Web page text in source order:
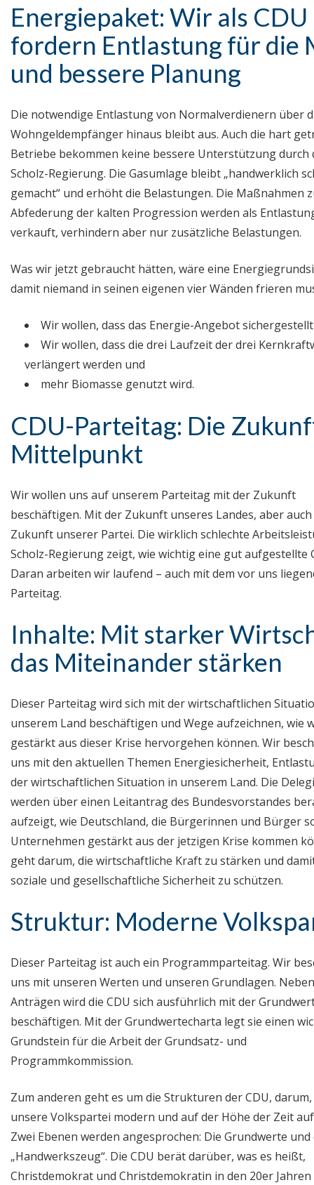
Energiepaket: Wir als CDU
fordern Entlastung für die
und bessere Planung
Die notwendige Entlastung von Normalverdienern über
Wohngeldempfänger hinaus bleibt aus. Auch die hart
Betriebe bekommen keine bessere Unterstützung durch
Scholz-Regierung. Die Gasumlage bleibt „handwerklich
gemacht“ und erhöht die Belastungen. Die Maßnahmen
Abfederung der kalten Progression werden als
verkauft, verhindern aber nur zusätzliche Belastungen.
Was wir jetzt gebraucht hätten, wäre eine
damit niemand in seinen eigenen vier Wänden frieren
Wir wollen, dass das Energie-Angebot
Wir wollen, dass die drei Laufzeit der drei
verlängert werden und
mehr Biomasse genutzt wird.
CDU-Parteitag: Die
Mittelpunkt
Wir wollen uns auf unserem Parteitag mit der Zukunft
beschäftigen. Mit der Zukunft unseres Landes, aber
Zukunft unserer Partei. Die wirklich schlechte
Scholz-Regierung zeigt, wie wichtig eine gut aufgestellte
Daran arbeiten wir laufend – auch mit dem vor uns
Parteitag.
Inhalte: Mit starker
das Miteinander stärken
Dieser Parteitag wird sich mit der wirtschaftlichen
unserem Land beschäftigen und Wege aufzeichnen, wie
gestärkt aus dieser Krise hervorgehen können. Wir
uns mit den aktuellen Themen Energiesicherheit,
der wirtschaftlichen Situation in unserem Land. Die
werden über einen Leitantrag des Bundesvorstandes
aufzeigt, wie Deutschland, die Bürgerinnen und Bürger
Unternehmen gestärkt aus der jetzigen Krise kommen
geht darum, die wirtschaftliche Kraft zu stärken und
soziale und gesellschaftliche Sicherheit zu schützen.
Struktur: Moderne
Dieser Parteitag ist auch ein Programmparteitag. Wir
uns mit unseren Werten und unseren Grundlagen.
Anträgen wird die CDU sich ausführlich mit der
beschäftigen. Mit der Grundwertecharta legt sie einen
Grundstein für die Arbeit der Grundsatz- und
Programmkommission.
Zum anderen geht es um die Strukturen der CDU,
unsere Volkspartei modern und auf der Höhe der Zeit
Zwei Ebenen werden angesprochen: Die Grundwerte und
„Handwerkszeug“. Die CDU berät darüber, was es heißt,
Christdemokrat und Christdemokratin in den 20er Jahren